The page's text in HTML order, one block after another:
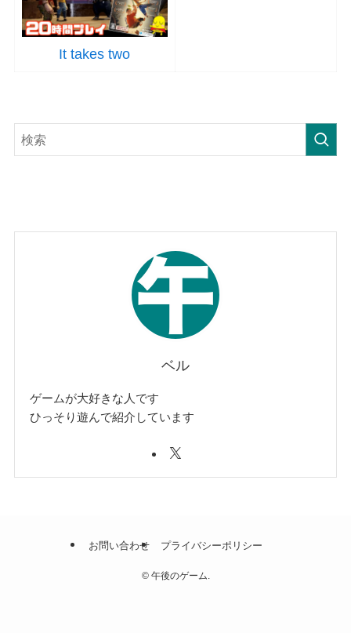
It takes two
ベル
ゲームが大好きな人です
ひっそり遊んで紹介しています
お問い合わせ プライバシーポリシー
©午後のゲーム.